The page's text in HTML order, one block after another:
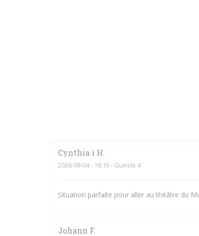
Cynthia i H
2026-08-04- 18:15 - Guests 4
Situation parfaite pour aller au théâtre du
Johann F